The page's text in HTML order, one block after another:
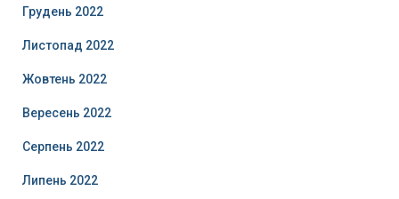
Грудень 2022
Листопад 2022
Жовтень 2022
Вересень 2022
Серпень 2022
Липень 2022